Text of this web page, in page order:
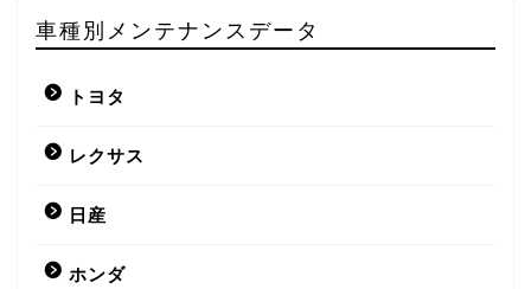
車種別メンテナンスデータ
トヨタ
レクサス
日産
ホンダ